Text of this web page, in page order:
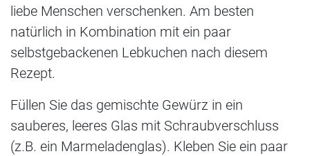
liebe Menschen verschenken. Am besten
natürlich in Kombination mit ein paar
selbstgebackenen Lebkuchen nach diesem
Rezept.
Füllen Sie das gemischte Gewürz in ein
sauberes, leeres Glas mit Schraubverschluss
(z.B. ein Marmeladenglas). Kleben Sie ein paar